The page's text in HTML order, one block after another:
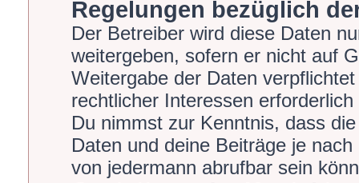
Regelungen bezüglich
Der Betreiber wird diese Daten
weitergeben, sofern er nicht auf
Weitergabe der Daten
rechtlicher Interessen erforderlich
Du nimmst zur Kenntnis, dass
Daten und deine Beiträge je
von jedermann abrufbar sein